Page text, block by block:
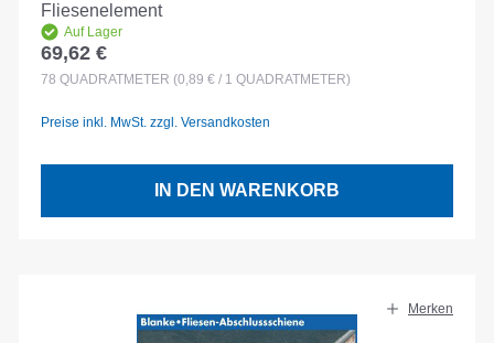
Fliesenelement
Auf Lager
Regulärer Preis:
69,62 €
78 QUADRATMETER (0,89 € / 1 QUADRATMETER)
Preise inkl. MwSt. zzgl. Versandkosten
IN DEN WARENKORB
Merken